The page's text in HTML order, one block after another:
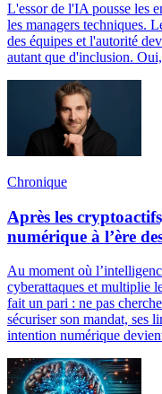
L'essor de l'IA pousse les
les managers techniques.
des équipes et l'autorité
autant que d'inclusion.
Chronique
Après les
numérique à l’ère
Au moment où
cyberattaques et multiplie
fait un pari : ne pas
sécuriser son mandat, ses
intention numérique